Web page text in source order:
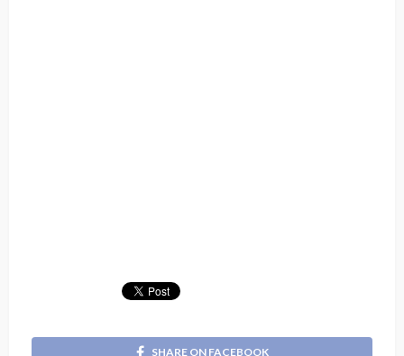
SHARE ON FACEBOOK